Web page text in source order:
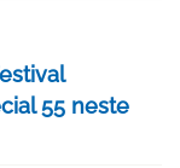
55 neste